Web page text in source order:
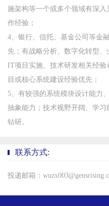
施架构等一个或多个领域有深
作经验；
4、银行、信托、基金公司等金
先；有战略分析、数字化转型、
IT项目实施、技术研发相关经
目或核心系统建设经验优先；
5、有较强的系统模块设计能力
抽象能力；技术视野开阔、学
钻研。
联系方式:
投递邮箱：